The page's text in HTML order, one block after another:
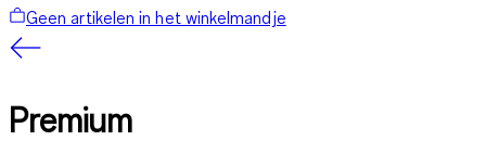
Geen artikelen in het winkelmandje
Premium